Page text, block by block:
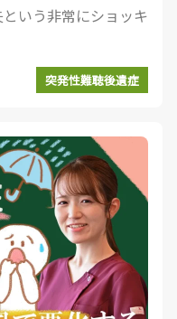
いう非常にショッキ
突発性難聴後遺症